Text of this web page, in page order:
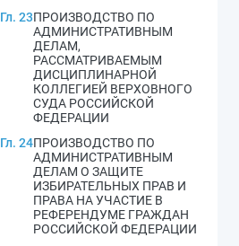
Гл. 23ПРОИЗВОДСТВО ПО
АДМИНИСТРАТИВНЫМ
ДЕЛАМ,
РАССМАТРИВАЕМЫМ
ДИСЦИПЛИНАРНОЙ
КОЛЛЕГИЕЙ ВЕРХОВНОГО
СУДА РОССИЙСКОЙ
ФЕДЕРАЦИИ
Гл. 24ПРОИЗВОДСТВО ПО
АДМИНИСТРАТИВНЫМ
ДЕЛАМ О ЗАЩИТЕ
ИЗБИРАТЕЛЬНЫХ ПРАВ И
ПРАВА НА УЧАСТИЕ В
РЕФЕРЕНДУМЕ ГРАЖДАН
РОССИЙСКОЙ ФЕДЕРАЦИИ